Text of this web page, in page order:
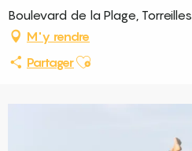
Boulevard de la Plage, Torreilles
M'y rendre
PartagerAjouter aux favoris